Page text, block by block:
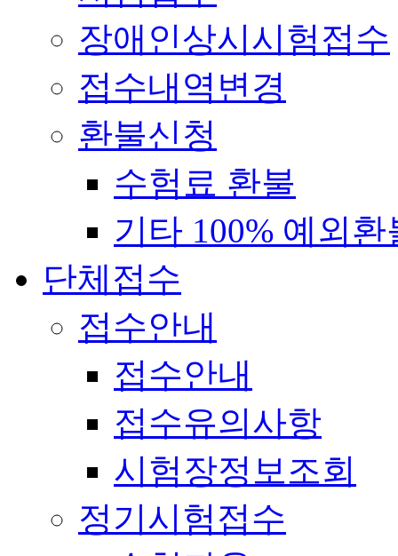
장애인상시시험접수
접수내역변경
환불신청
수험료 환불
기타 100% 예외환
단체접수
접수안내
접수안내
접수유의사항
시험장정보조회
정기시험접수